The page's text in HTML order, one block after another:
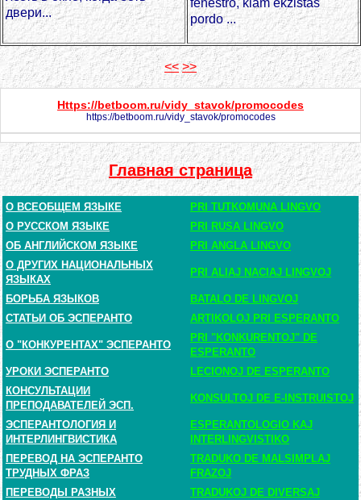
двери...
fenestro, kiam ekzistas
pordo ...
<< >>
Https://betboom.ru/vidy_stavok/promocodes
https://betboom.ru/vidy_stavok/promocodes
Главная страница
О ВСЕОБЩЕМ ЯЗЫКЕ
PRI TUTKOMUNA LINGVO
О РУССКОМ ЯЗЫКЕ
PRI RUSA LINGVO
ОБ АНГЛИЙСКОМ ЯЗЫКЕ
PRI ANGLA LINGVO
О ДРУГИХ НАЦИОНАЛЬНЫХ
ЯЗЫКАХ
PRI ALIAJ NACIAJ LINGVOJ
БОРЬБА ЯЗЫКОВ
BATALO DE LINGVOJ
СТАТЬИ ОБ ЭСПЕРАНТО
ARTIKOLOJ PRI ESPERANTO
О "КОНКУРЕНТАХ" ЭСПЕРАНТО
PRI "KONKURENTOJ" DE
ESPERANTO
УРОКИ ЭСПЕРАНТО
LECIONOJ DE ESPERANTO
КОНСУЛЬТАЦИИ
ПРЕПОДАВАТЕЛЕЙ ЭСП.
KONSULTOJ DE E-INSTRUISTOJ
ЭСПЕРАНТОЛОГИЯ И
ИНТЕРЛИНГВИСТИКА
ESPERANTOLOGIO KAJ
INTERLINGVISTIKO
ПЕРЕВОД НА ЭСПЕРАНТО
ТРУДНЫХ ФРАЗ
TRADUKO DE MALSIMPLAJ
FRAZOJ
ПЕРЕВОДЫ РАЗНЫХ
TRADUKOJ DE DIVERSAJ